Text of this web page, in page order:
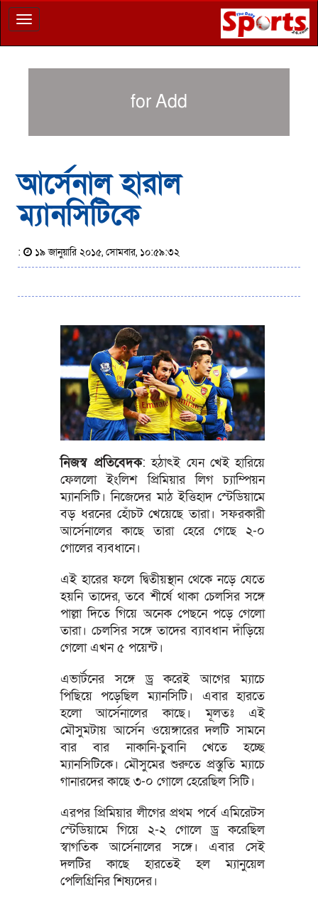
Toggle
navigation
for Add
আর্সেনাল হারাল
ম্যানসিটিকে
: ১৯ জানুয়ারি ২০১৫, সোমবার, ১০:৫৯:৩২
নিজস্ব প্রতিবেদক: হঠাৎই যেন খেই হারিয়ে
ফেললো ইংলিশ প্রিমিয়ার লিগ চ্যাম্পিয়ন
ম্যানসিটি। নিজেদের মাঠ ইত্তিহাদ স্টেডিয়ামে
বড় ধরনের হোঁচট খেয়েছে তারা। সফরকারী
আর্সেনালের কাছে তারা হেরে গেছে ২-০
গোলের ব্যবধানে।
এই হারের ফলে দ্বিতীয়স্থান থেকে নড়ে যেতে
হয়নি তাদের, তবে শীর্ষে থাকা চেলসির সঙ্গে
পাল্লা দিতে গিয়ে অনেক পেছনে পড়ে গেলো
তারা। চেলসির সঙ্গে তাদের ব্যাবধান দাঁড়িয়ে
গেলো এখন ৫ পয়েন্ট।
এভার্টনের সঙ্গে ড্র করেই আগের ম্যাচে
পিছিয়ে পড়েছিল ম্যানসিটি। এবার হারতে
হলো আর্সেনালের কাছে। মূলতঃ এই
মৌসুমটায় আর্সেন ওয়েঙ্গারের দলটি সামনে
বার বার নাকানি-চুবানি খেতে হচ্ছে
ম্যানসিটিকে। মৌসুমের শুরুতে প্রস্তুতি ম্যাচে
গানারদের কাছে ৩-০ গোলে হেরেছিল সিটি।
এরপর প্রিমিয়ার লীগের প্রথম পর্বে এমিরেটস
স্টেডিয়ামে গিয়ে ২-২ গোলে ড্র করেছিল
স্বাগতিক আর্সেনালের সঙ্গে। এবার সেই
দলটির কাছে হারতেই হল ম্যানুয়েল
পেলিগ্রিনির শিষ্যদের।